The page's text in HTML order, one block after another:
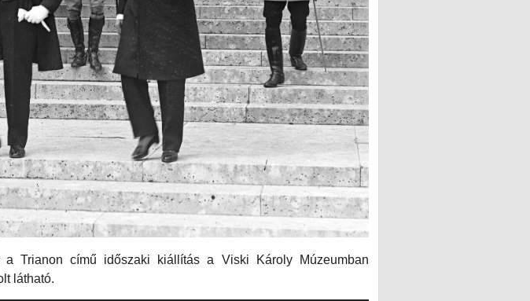
a Trianon című időszaki kiállítás a Viski Károly Múzeumban
látható.